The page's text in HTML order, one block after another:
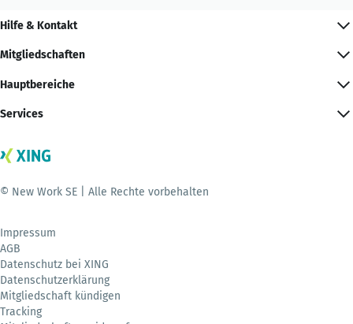
Hilfe & Kontakt
Mitgliedschaften
Hauptbereiche
Services
© New Work SE | Alle Rechte vorbehalten
Impressum
AGB
Datenschutz bei XING
Datenschutzerklärung
Mitgliedschaft kündigen
Tracking